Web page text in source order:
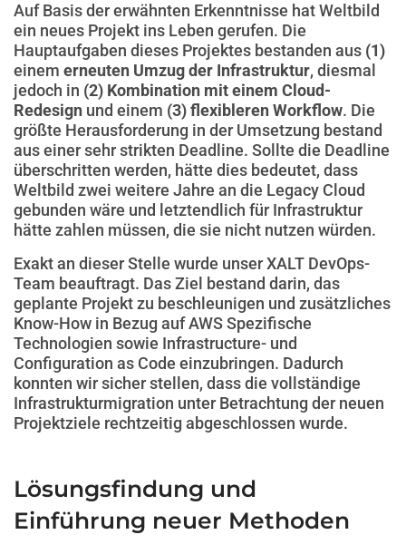
Auf Basis der erwähnten Erkenntnisse hat Weltbild
ein neues Projekt ins Leben gerufen. Die
Hauptaufgaben dieses Projektes bestanden aus (1)
einem erneuten Umzug der Infrastruktur, diesmal
jedoch in (2) Kombination mit einem Cloud-
Redesign und einem (3) flexibleren Workflow. Die
größte Herausforderung in der Umsetzung bestand
aus einer sehr strikten Deadline. Sollte die Deadline
überschritten werden, hätte dies bedeutet, dass
Weltbild zwei weitere Jahre an die Legacy Cloud
gebunden wäre und letztendlich für Infrastruktur
hätte zahlen müssen, die sie nicht nutzen würden.
Exakt an dieser Stelle wurde unser XALT DevOps-
Team beauftragt. Das Ziel bestand darin, das
geplante Projekt zu beschleunigen und zusätzliches
Know-How in Bezug auf AWS Spezifische
Technologien sowie Infrastructure- und
Configuration as Code einzubringen. Dadurch
konnten wir sicher stellen, dass die vollständige
Infrastrukturmigration unter Betrachtung der neuen
Projektziele rechtzeitig abgeschlossen wurde.
Lösungsfindung und
Einführung neuer Methoden